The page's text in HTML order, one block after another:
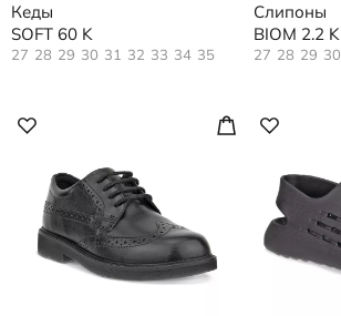
Кеды
SOFT 60 K
27 28 29 30 31 32 33 34 35
Слипоны
BIOM 2.2 K
27 28 29 30